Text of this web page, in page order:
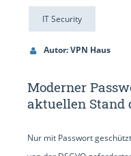
IT Security
Autor: VPN Haus
Moderner
aktuellen Stand
Nur mit Passwort